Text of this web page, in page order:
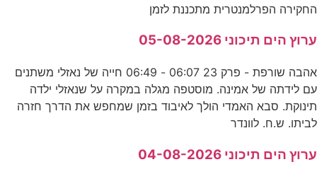
החקירה הפרלמנטרית מתכננת לזמן
ערוץ הים תיכוני 05-08-2026
אהבה שורפת - פרק 23 06:07 - 06:49 חייה של נאזלי משתנים
עם לידתה של אמינה. מוסטפה מגלה במקרה על שנאזלי ילדה
תינוקת. סבא האמדי הולך לאיבוד בזמן שמחפש את הדרך חזרה
לביתו. ש.ח. לוונדר
ערוץ הים תיכוני 04-08-2026